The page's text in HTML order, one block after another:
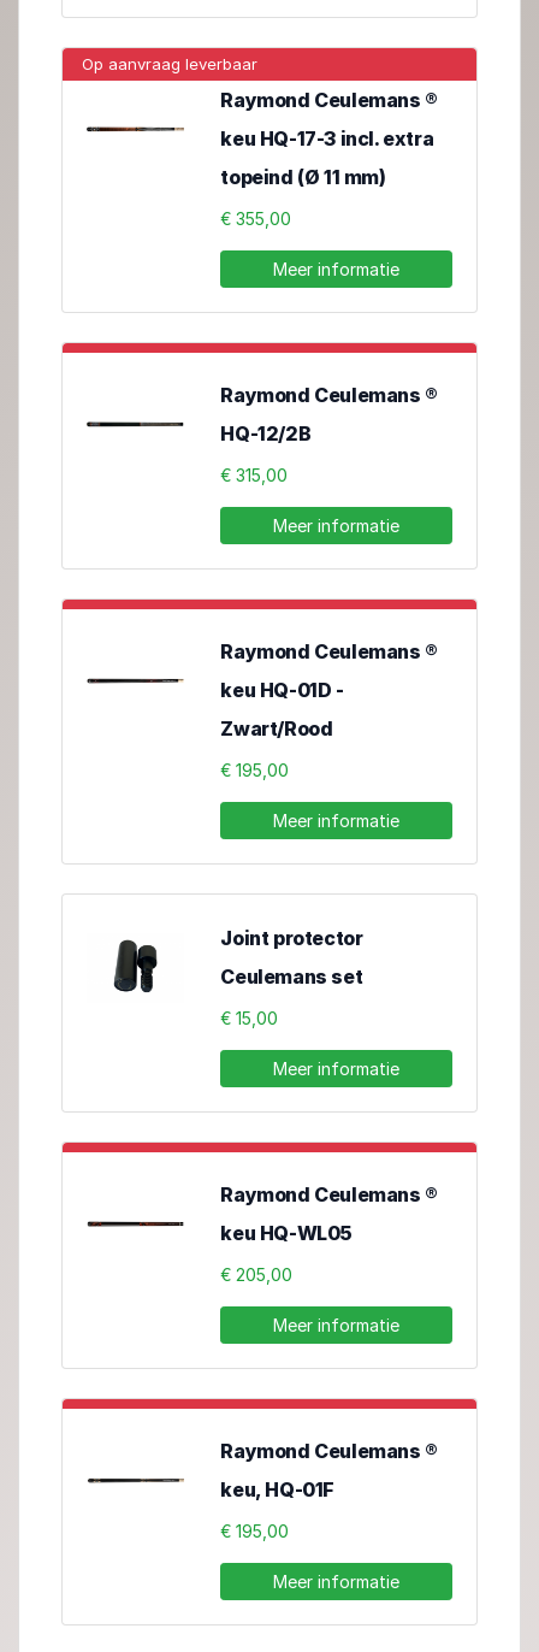
Op aanvraag leverbaar
Raymond Ceulemans ®
keu HQ-17-3 incl. extra
topeind (Ø 11 mm)
€ 355,00
Meer informatie
Raymond Ceulemans ®
HQ-12/2B
€ 315,00
Meer informatie
Raymond Ceulemans ®
keu HQ-01D -
Zwart/Rood
€ 195,00
Meer informatie
Joint protector
Ceulemans set
€ 15,00
Meer informatie
Raymond Ceulemans ®
keu HQ-WL05
€ 205,00
Meer informatie
Raymond Ceulemans ®
keu, HQ-01F
€ 195,00
Meer informatie